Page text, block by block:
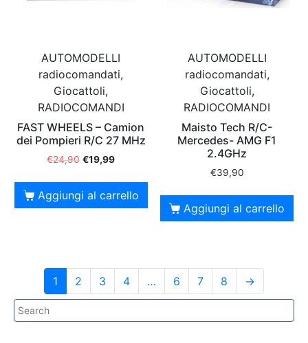
AUTOMODELLI
radiocomandati,
Giocattoli,
RADIOCOMANDI
FAST WHEELS – Camion
dei Pompieri R/C 27 MHz
€24,90 €19,99
Aggiungi al carrello
AUTOMODELLI
radiocomandati,
Giocattoli,
RADIOCOMANDI
Maisto Tech R/C-
Mercedes- AMG F1
2.4GHz
€39,90
Aggiungi al carrello
1 2 3 4 … 6 7 8 →